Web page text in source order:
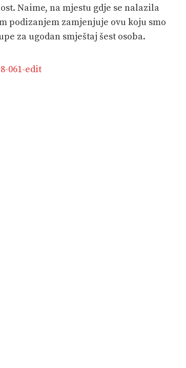
Naime, na mjestu gdje se nalazila
podizanjem zamjenjuje ovu koju smo
za ugodan smještaj šest osoba.